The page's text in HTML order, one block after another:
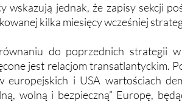
wskazują jednak, że zapisy sekcji
kilka miesięcy wcześniej
do poprzednich strategii
jest relacjom transatlantyckim.
europejskich i USA wartościach
wolną i bezpieczną” Europę,